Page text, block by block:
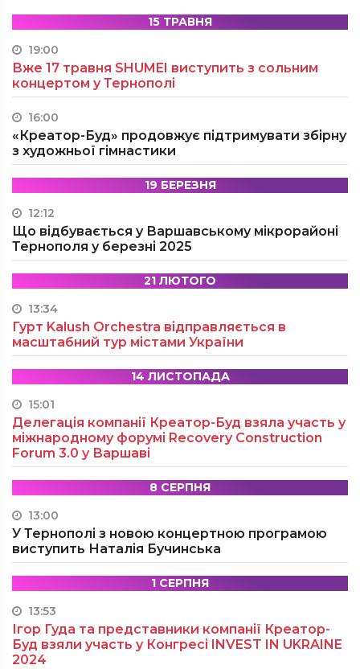
15 ТРАВНЯ
19:00
Вже 17 травня SHUMEI виступить з сольним
концертом у Тернополі
16:00
«Креатор-Буд» продовжує підтримувати збірну
з художньої гімнастики
19 БЕРЕЗНЯ
12:12
Що відбувається у Варшавському мікрорайоні
Тернополя у березні 2025
21 ЛЮТОГО
13:34
Гурт Kalush Orchestra відправляється в
масштабний тур містами України
14 ЛИСТОПАДА
15:01
Делегація компанії Креатор-Буд взяла участь у
міжнародному форумі Recovery Construction
Forum 3.0 у Варшаві
8 СЕРПНЯ
13:00
У Тернополі з новою концертною програмою
виступить Наталія Бучинська
1 СЕРПНЯ
13:53
Ігор Гуда та представники компанії Креатор-
Буд взяли участь у Конгресі INVEST IN UKRAINE
2024